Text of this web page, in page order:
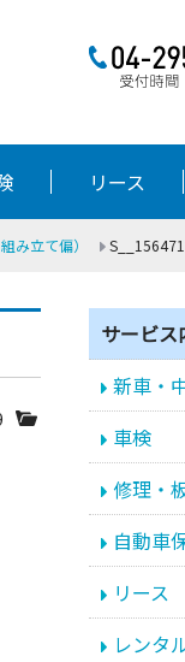
リース
み立て偏）
サービス
新車・
車検
修理・
自動車
リース
レンタ